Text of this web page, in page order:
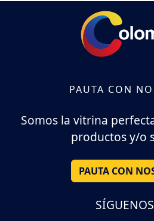
PAUTA CON
Somos la vitrina
productos y/o
PAUTA CON